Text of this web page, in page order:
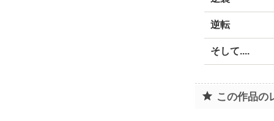
逆転
そして....
この作品の